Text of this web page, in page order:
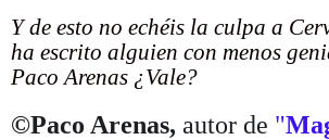
Y de esto no echéis la culpa a
ha escrito alguien con menos
Paco Arenas ¿Vale?
©Paco Arenas, autor de "